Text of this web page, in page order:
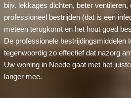
bijv. lekkages dichten, beter
professioneel bestrijden (dat is een
meteen terugkomt en het hout goed
De professionele bestrijdingsmiddelen
tegenwoordig zo effectief dat nazorg
Uw woning in Neede gaat met het
langer mee.